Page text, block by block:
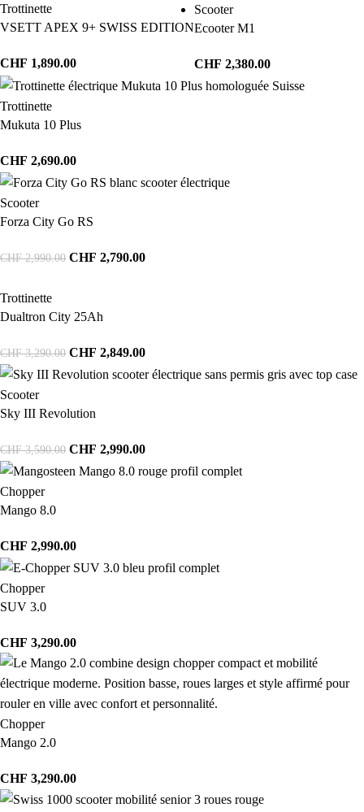
Trottinette
VSETT APEX 9+ SWISS EDITION
CHF 1,890.00
Scooter
Ecooter M1
CHF 2,380.00
Trottinette
Mukuta 10 Plus
CHF 2,690.00
Scooter
Forza City Go RS
CHF2,990.00 CHF 2,790.00
Trottinette
Dualtron City 25Ah
CHF3,290.00 CHF 2,849.00
Scooter
Sky III Revolution
CHF3,590.00 CHF 2,990.00
Chopper
Mango 8.0
CHF 2,990.00
Chopper
SUV 3.0
CHF 3,290.00
Chopper
Mango 2.0
CHF 3,290.00